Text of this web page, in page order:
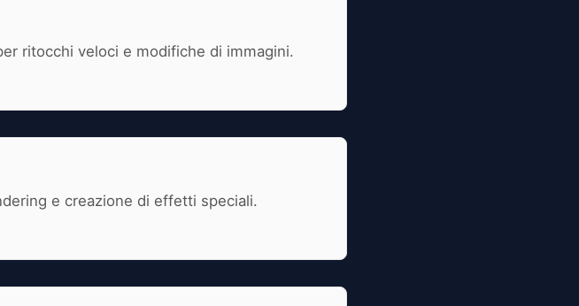
ritocchi veloci e modifiche di immagini.
e creazione di effetti speciali.